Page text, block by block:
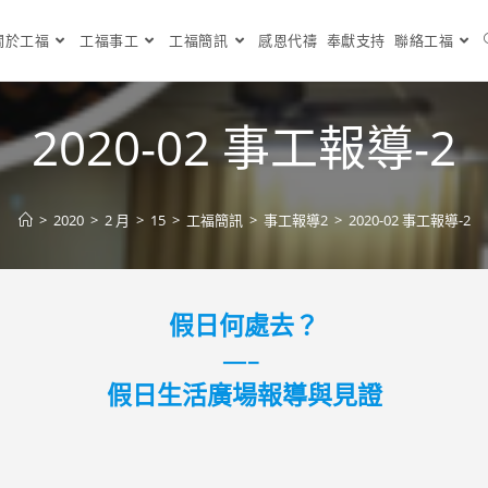
於工福 工福事工 工福簡訊 感恩代禱 奉獻支持 聯絡工福
2020-02 事工報導-2
> 2020 > 2 月 > 15 > 工福簡訊 > 事工報導2 > 2020-02 事工報導-2
假日何處去？
—–
假日生活廣場報導與見證